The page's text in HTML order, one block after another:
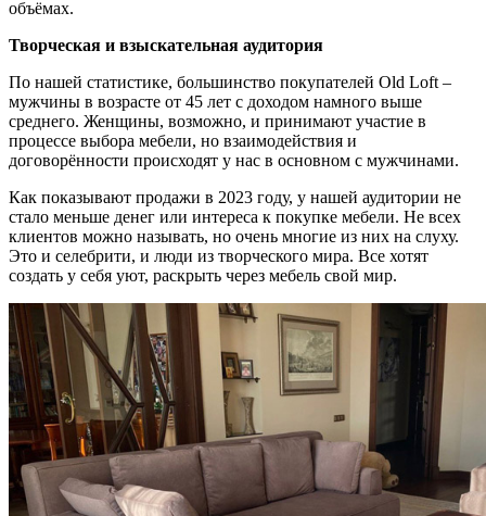
объёмах.
Творческая и взыскательная аудитория
По нашей статистике, большинство покупателей Old Loft –
мужчины в возрасте от 45 лет с доходом намного выше
среднего. Женщины, возможно, и принимают участие в
процессе выбора мебели, но взаимодействия и
договорённости происходят у нас в основном с мужчинами.
Как показывают продажи в 2023 году, у нашей аудитории не
стало меньше денег или интереса к покупке мебели. Не всех
клиентов можно называть, но очень многие из них на слуху.
Это и селебрити, и люди из творческого мира. Все хотят
создать у себя уют, раскрыть через мебель свой мир.